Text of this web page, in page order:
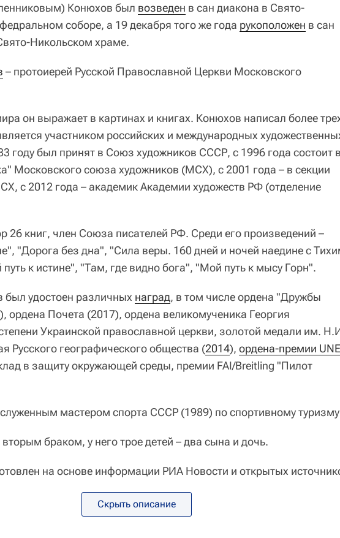
Конюхов был возведен в сан диакона в Свято-
соборе, а 19 декабря того же года рукоположен в сан
Никольском храме.
– протоиерей Русской Православной Церкви Московского
он выражает в картинах и книгах. Конюхов написал более
участником российских и международных
году был принят в Союз художников СССР, с 1996 года состоит
Московского союза художников (МСХ), с 2001 года – в секции
с 2012 года – академик Академии художеств РФ (отделение
26 книг, член Союза писателей РФ. Среди его произведений –
"Дорога без дна", "Сила веры. 160 дней и ночей наедине с
к истине", "Там, где видно бога", "Мой путь к мысу Горн".
удостоен различных наград, в том числе ордена "Дружбы
ордена Почета (2017), ордена великомученика Георгия
Украинской православной церкви, золотой медали им.
Русского географического общества (2014), ордена-премии
в защиту окружающей среды, премии FAI/Breitling "Пилот
мастером спорта СССР (1989) по спортивному
браком, у него трое детей – два сына и дочь.
на основе информации РИА Новости и открытых
Скрыть описание